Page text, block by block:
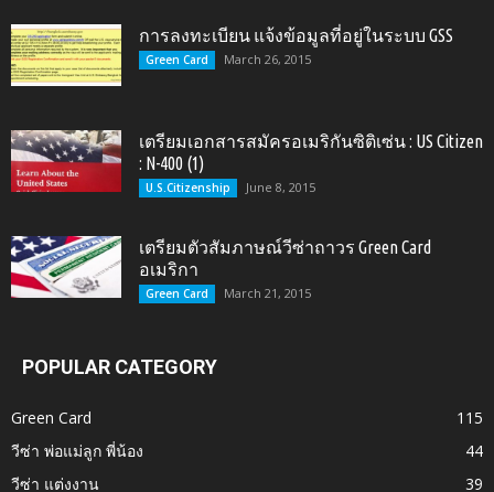
การลงทะเบียน แจ้งข้อมูลที่อยู่ในระบบ GSS
Green Card March 26, 2015
เตรียมเอกสารสมัครอเมริกันซิติเซ่น : US Citizen
: N-400 (1)
U.S.Citizenship June 8, 2015
เตรียมตัวสัมภาษณ์วีซ่าถาวร Green Card
อเมริกา
Green Card March 21, 2015
POPULAR CATEGORY
Green Card
115
วีซ่า พ่อแม่ลูก พี่น้อง
44
วีซ่า แต่งงาน
39